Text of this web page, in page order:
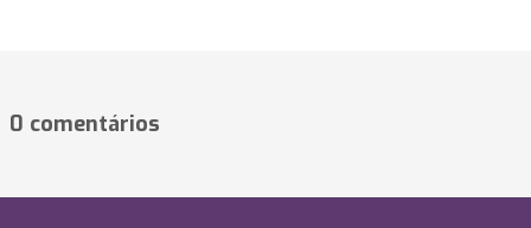
0 comentários